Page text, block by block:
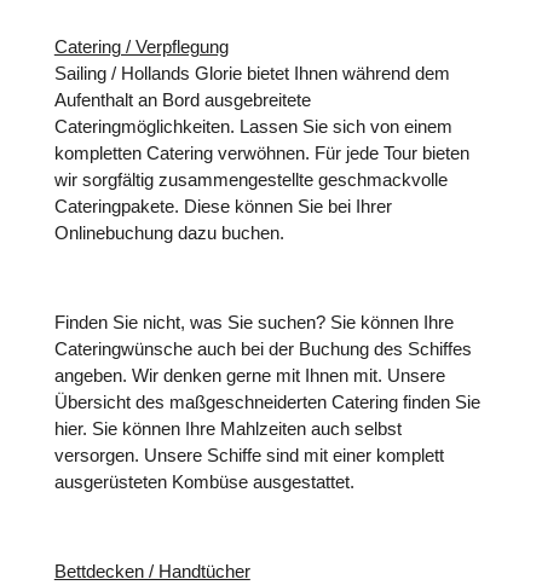
Catering / Verpflegung
Sailing / Hollands Glorie bietet Ihnen während dem
Aufenthalt an Bord ausgebreitete
Cateringmöglichkeiten. Lassen Sie sich von einem
kompletten Catering verwöhnen. Für jede Tour bieten
wir sorgfältig zusammengestellte geschmackvolle
Cateringpakete. Diese können Sie bei Ihrer
Onlinebuchung dazu buchen.
Finden Sie nicht, was Sie suchen? Sie können Ihre
Cateringwünsche auch bei der Buchung des Schiffes
angeben. Wir denken gerne mit Ihnen mit. Unsere
Übersicht des maßgeschneiderten Catering finden Sie
hier. Sie können Ihre Mahlzeiten auch selbst
versorgen. Unsere Schiffe sind mit einer komplett
ausgerüsteten Kombüse ausgestattet.
Bettdecken / Handtücher